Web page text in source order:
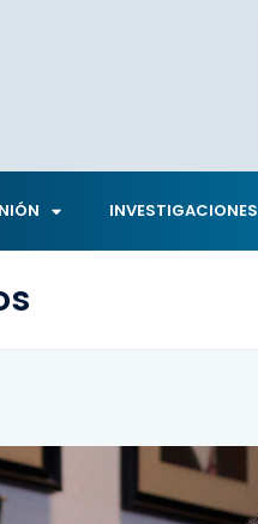
INVESTIGACIONES